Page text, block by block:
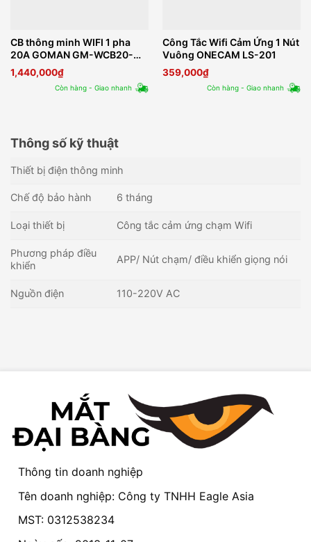
CB thông minh WIFI 1 pha
20A GOMAN GM-WCB20-
366
1,440,000₫
Còn hàng - Giao nhanh
Công Tắc Wifi Cảm Ứng 1 Nút
Vuông ONECAM LS-201
359,000₫
Còn hàng - Giao nhanh
Thông số kỹ thuật
Thiết bị điện thông minh
Chế độ bảo hành 6 tháng
Loại thiết bị Công tắc cảm ứng chạm Wifi
Phương pháp điều
khiển
APP/ Nút chạm/ điều khiển giọng nói
Nguồn điện 110-220V AC
Thông tin doanh nghiệp
Tên doanh nghiệp: Công ty TNHH Eagle Asia
MST: 0312538234